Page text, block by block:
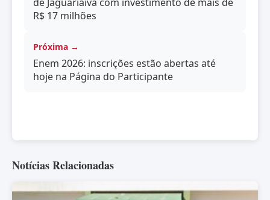
R$ 17 milhões
Próxima →
Enem 2026: inscrições estão abertas até
hoje na Página do Participante
Notícias Relacionadas